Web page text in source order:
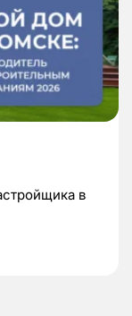
в